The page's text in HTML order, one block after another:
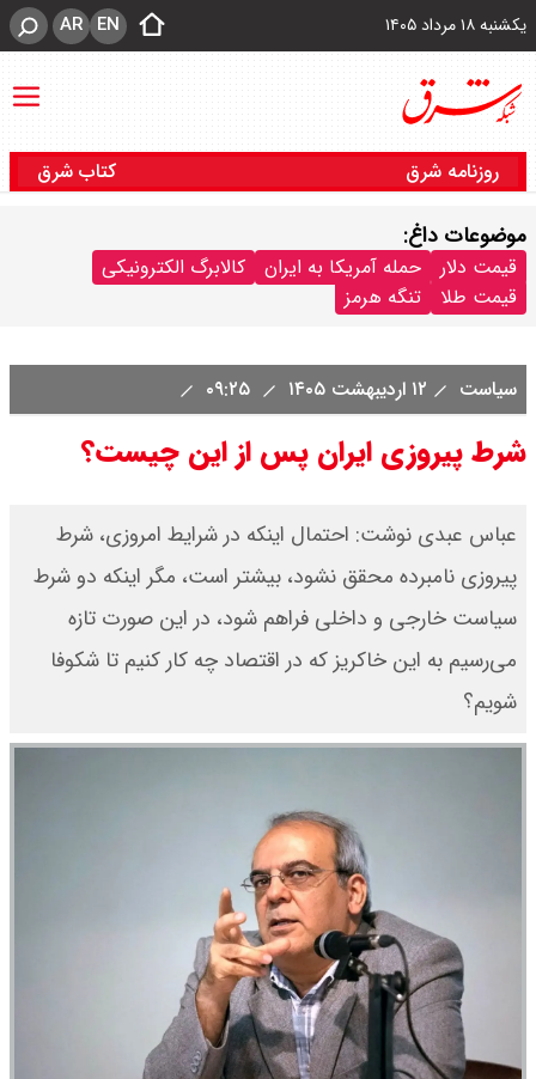
یکشنبه ۱۸ مرداد ۱۴۰۵ EN
AR
روزنامه شرق کتاب شرق
موضوعات داغ:
قیمت دلار حمله آمریکا به ایران
کالابرگ الکترونیکی
قیمت طلا
تنگه هرمز
سیاست ۱۲ اردیبهشت ۱۴۰۵
شرط پیروزی ایران پس از این چیست؟
عباس عبدی نوشت: احتمال اینکه در شرایط امروزی، شرط
پیروزی نامبرده محقق نشود، بیشتر است، مگر اینکه دو شرط
سیاست خارجی و داخلی فراهم شود، در این صورت تازه
می‌رسیم به این خاکریز که در اقتصاد چه کار کنیم تا شکوفا
شویم؟